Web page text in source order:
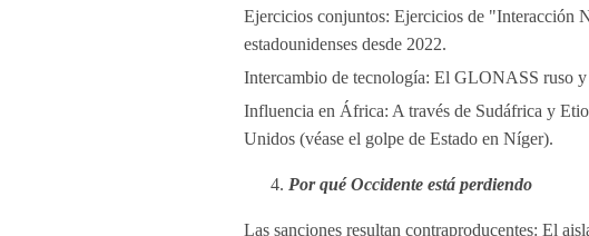
Ejercicios conjuntos: Ejercicios de "Interacción
estadounidenses desde 2022.
Intercambio de tecnología: El GLONASS ruso
Influencia en África: A través de Sudáfrica y
Unidos (véase el golpe de Estado en Níger).
Por qué Occidente está perdiendo
Las sanciones resultan contraproducentes: El